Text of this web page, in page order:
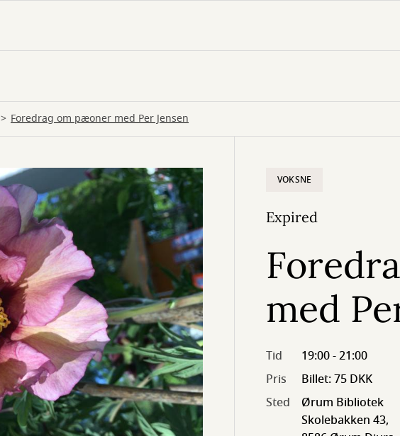
Foredrag om pæoner med Per Jensen
VOKSNE
Expired
med
Tid
19:00 - 21:00
Pris
Billet: 75 DKK
Sted
Ørum Bibliotek
Skolebakken 43,